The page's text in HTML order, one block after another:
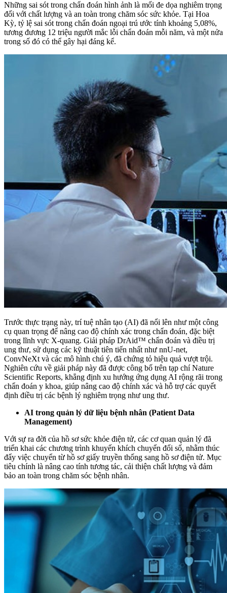
Những sai sót trong chẩn đoán hình ảnh là mối đe dọa nghiêm trọng
đối với chất lượng và an toàn trong chăm sóc sức khỏe. Tại Hoa
Kỳ, tỷ lệ sai sót trong chẩn đoán ngoại trú ước tính khoảng 5,08%,
tương đương 12 triệu người mắc lỗi chẩn đoán mỗi năm, và một nửa
trong số đó có thể gây hại đáng kể.
Trước thực trạng này, trí tuệ nhân tạo (AI) đã nổi lên như một công
cụ quan trọng để nâng cao độ chính xác trong chẩn đoán, đặc biệt
trong lĩnh vực X-quang. Giải pháp DrAid™ chẩn đoán và điều trị
ung thư, sử dụng các kỹ thuật tiên tiến nhất như nnU-net,
ConvNeXt và các mô hình chú ý, đã chứng tỏ hiệu quả vượt trội.
Nghiên cứu về giải pháp này đã được công bố trên tạp chí Nature
Scientific Reports, khẳng định xu hướng ứng dụng AI rộng rãi trong
chẩn đoán y khoa, giúp nâng cao độ chính xác và hỗ trợ các quyết
định điều trị các bệnh lý nghiêm trọng như ung thư.
AI trong quản lý dữ liệu bệnh nhân (Patient Data
Management)
Với sự ra đời của hồ sơ sức khỏe điện tử, các cơ quan quản lý đã
triển khai các chương trình khuyến khích chuyển đổi số, nhằm thúc
đẩy việc chuyển từ hồ sơ giấy truyền thống sang hồ sơ điện tử. Mục
tiêu chính là nâng cao tính tương tác, cải thiện chất lượng và đảm
bảo an toàn trong chăm sóc bệnh nhân.